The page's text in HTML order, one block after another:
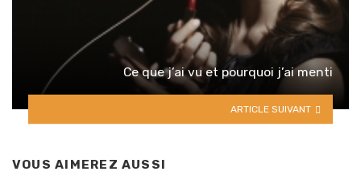
Ce que j’ai vu et pourquoi j’ai menti
ARTICLE SUIVANT
VOUS AIMEREZ AUSSI